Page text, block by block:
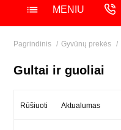
MENIU
Pagrindinis Gyvūnų prekės
Gultai ir guoliai
Rūšiuoti Aktualumas